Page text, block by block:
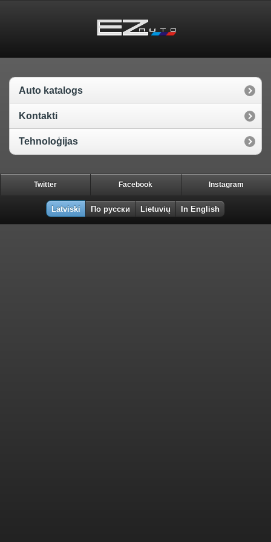
Auto katalogs
Kontakti
Tehnoloģijas
Twitter Facebook Instagram
Latviski По русски Lietuvių In English